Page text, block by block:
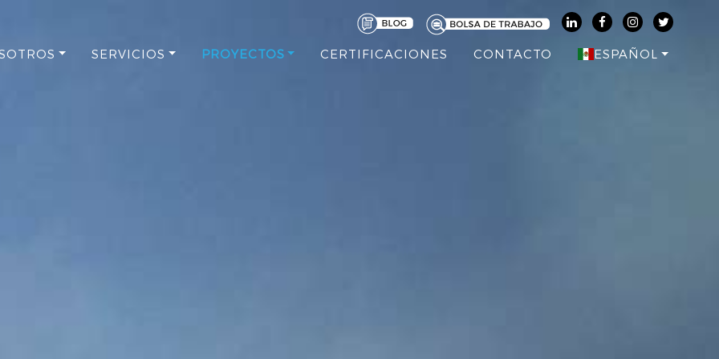
SERVICIOS PROYECTOS CERTIFICACIONES CONTACTO ESPAÑOL